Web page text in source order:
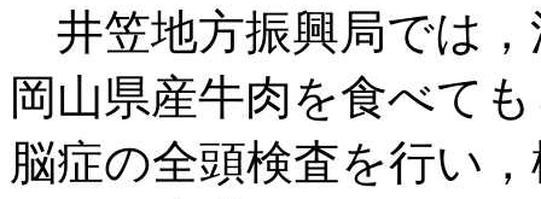
井笠地方振興局では
岡山県産牛肉を食べて
脳症の全頭検査を行い